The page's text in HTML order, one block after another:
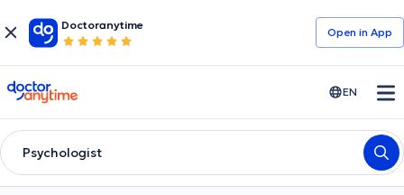
Doctoranytime
Open in Αpp
doctoranytime EN
Psychologist